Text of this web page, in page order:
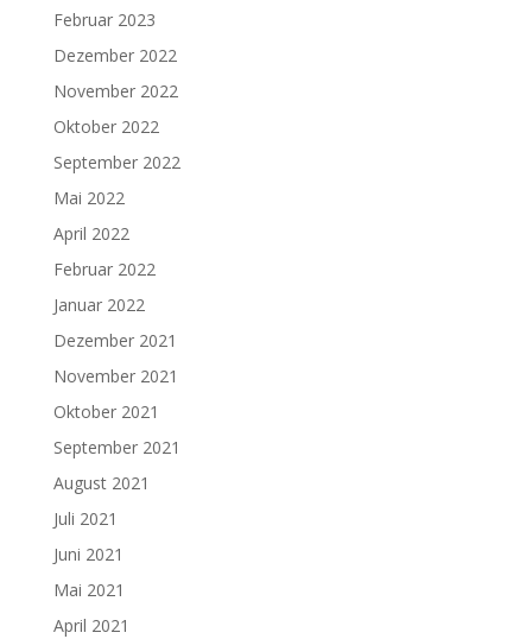
Februar 2023
Dezember 2022
November 2022
Oktober 2022
September 2022
Mai 2022
April 2022
Februar 2022
Januar 2022
Dezember 2021
November 2021
Oktober 2021
September 2021
August 2021
Juli 2021
Juni 2021
Mai 2021
April 2021